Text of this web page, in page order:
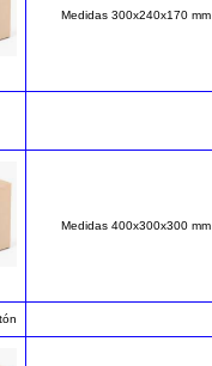
Medidas 300x240x170 mm
Medidas 400x300x300 mm